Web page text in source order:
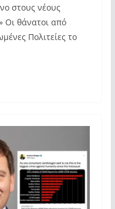
στους νέους
Οι θάνατοι από
Πολιτείες το